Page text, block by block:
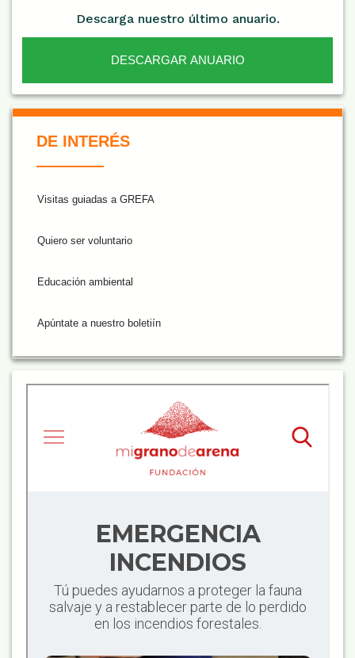
Descarga nuestro último anuario.
DESCARGAR ANUARIO
De Interés NARANJA
DE INTERÉS
Visitas guiadas a GREFA
Quiero ser voluntario
Educación ambiental
Apúntate a nuestro boletiín